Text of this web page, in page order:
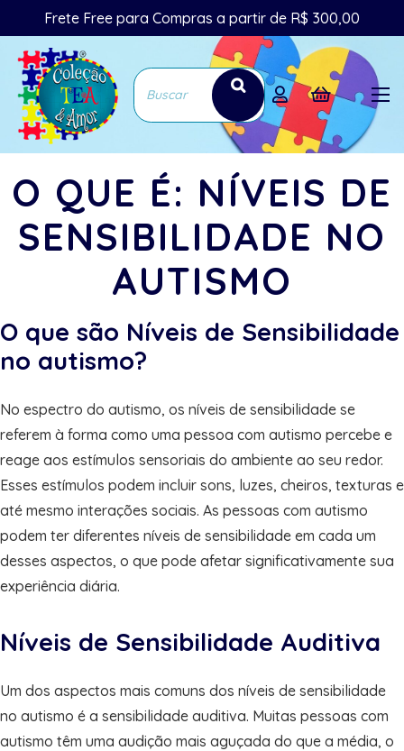
Frete Free para Compras a partir de R$ 300,00
O QUE É: NÍVEIS DE
SENSIBILIDADE NO
AUTISMO
O que são Níveis de Sensibilidade
no autismo?
No espectro do autismo, os níveis de sensibilidade se
referem à forma como uma pessoa com autismo percebe e
reage aos estímulos sensoriais do ambiente ao seu redor.
Esses estímulos podem incluir sons, luzes, cheiros, texturas e
até mesmo interações sociais. As pessoas com autismo
podem ter diferentes níveis de sensibilidade em cada um
desses aspectos, o que pode afetar significativamente sua
experiência diária.
Níveis de Sensibilidade Auditiva
Um dos aspectos mais comuns dos níveis de sensibilidade
no autismo é a sensibilidade auditiva. Muitas pessoas com
autismo têm uma audição mais aguçada do que a média, o